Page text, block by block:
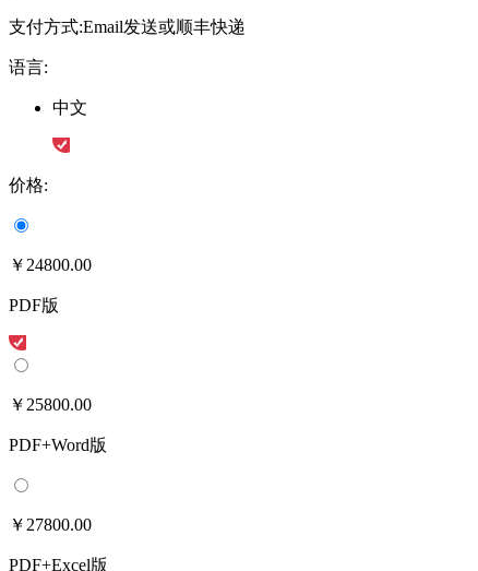
支付方式:Email发送或顺丰快递
语言:
中文
价格:
￥24800.00
PDF版
￥25800.00
PDF+Word版
￥27800.00
PDF+Excel版